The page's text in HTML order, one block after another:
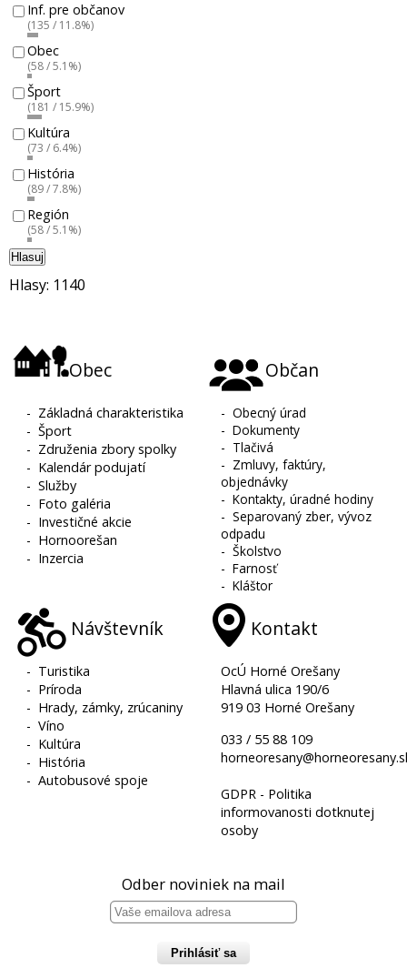
Inf. pre občanov
(135 / 11.8%)
Obec
(58 / 5.1%)
Šport
(181 / 15.9%)
Kultúra
(73 / 6.4%)
História
(89 / 7.8%)
Región
(58 / 5.1%)
Hlasuj
Hlasy: 1140
Obec
- Základná charakteristika
-Šport
- Združenia zbory spolky
- Kalendár podujatí
-Služby
- Foto galéria
- Investičné akcie
- Hornoorešan
- Inzercia
Občan
-Obecný úrad
-Dokumenty
- Tlačivá
- Zmluvy, faktúry,
objednávky
-Kontakty, úradné hodiny
-Separovaný zber, vývoz
odpadu
-Školstvo
-Farnosť
-Kláštor
Návštevník
- Turistika
- Príroda
- Hrady, zámky, zrúcaniny
-Víno
- Kultúra
- História
-Autobusové spoje
Kontakt
OcÚ Horné Orešany
Hlavná ulica 190/6
919 03 Horné Orešany
033 / 55 88 109
GDPR - Politika
informovanosti dotknutej
osoby
Odber noviniek na mail
Prihlásiť sa